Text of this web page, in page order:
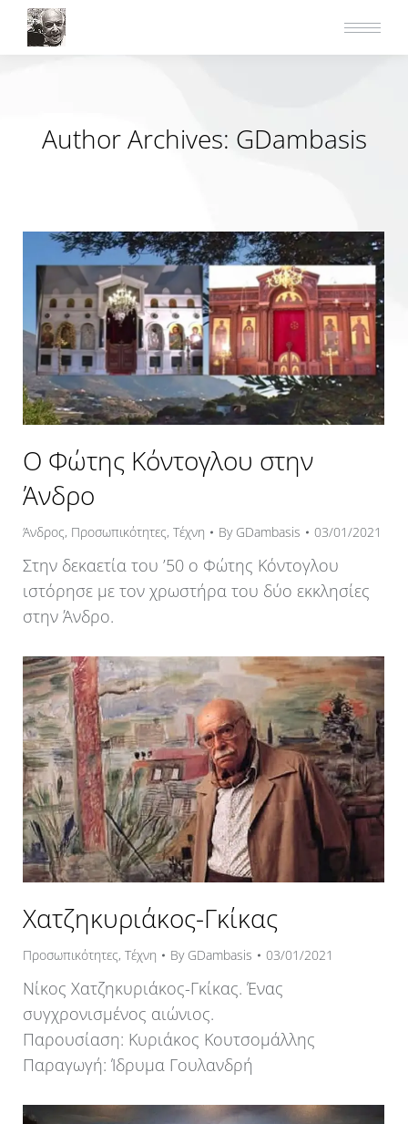
Author Archives: GDambasis
Ο Φώτης Κόντογλου στην
Άνδρο
Άνδρος, Προσωπικότητες, Τέχνη By GDambasis 03/01/2021
Στην δεκαετία του ’50 ο Φώτης Κόντογλου
ιστόρησε με τον χρωστήρα του δύο εκκλησίες
στην Άνδρο.
Χατζηκυριάκος-Γκίκας
Προσωπικότητες, Τέχνη By GDambasis 03/01/2021
Νίκος Χατζηκυριάκος-Γκίκας. Ένας
συγχρονισμένος αιώνιος.
Παρουσίαση: Κυριάκος Κουτσομάλλης
Παραγωγή: Ίδρυμα Γουλανδρή